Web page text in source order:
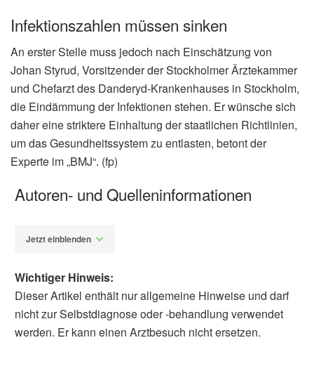
Infektionszahlen müssen sinken
An erster Stelle muss jedoch nach Einschätzung von
Johan Styrud, Vorsitzender der Stockholmer Ärztekammer
und Chefarzt des Danderyd-Krankenhauses in Stockholm,
die Eindämmung der Infektionen stehen. Er wünsche sich
daher eine striktere Einhaltung der staatlichen Richtlinien,
um das Gesundheitssystem zu entlasten, betont der
Experte im „BMJ“. (fp)
Autoren- und Quelleninformationen
Jetzt einblenden
Wichtiger Hinweis:
Dieser Artikel enthält nur allgemeine Hinweise und darf
nicht zur Selbstdiagnose oder -behandlung verwendet
werden. Er kann einen Arztbesuch nicht ersetzen.